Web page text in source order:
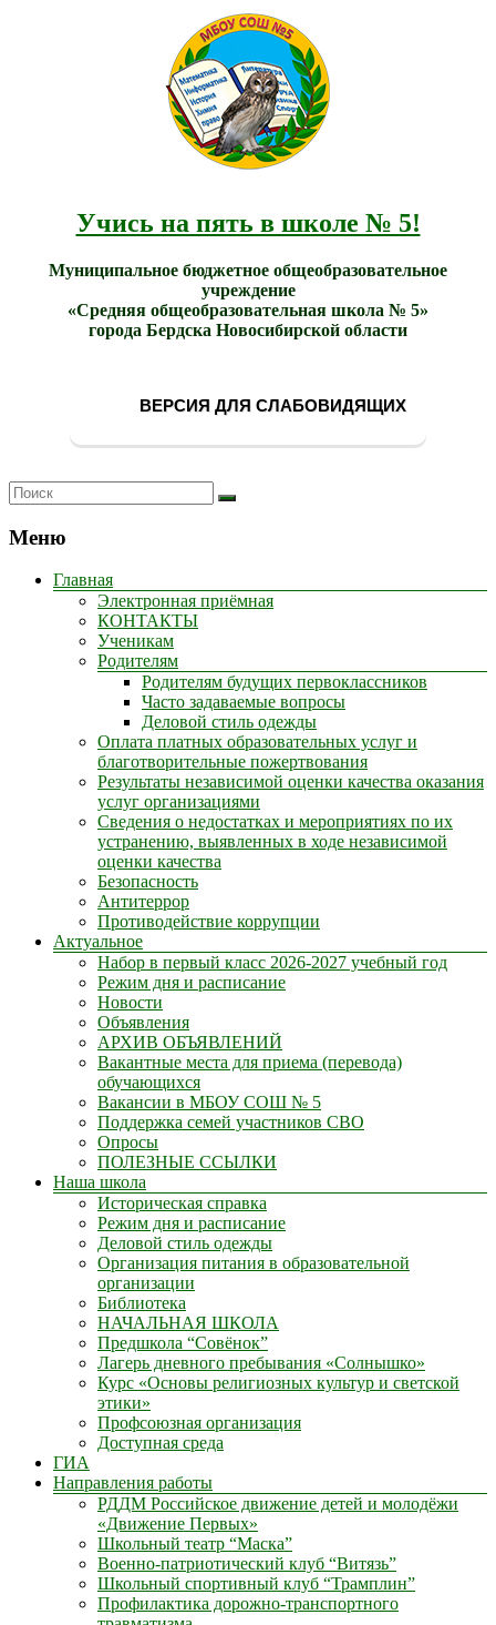
Учись на пять в школе № 5!
Муниципальное бюджетное общеобразовательное
учреждение
«Средняя общеобразовательная школа № 5»
города Бердска Новосибирской области
ВЕРСИЯ ДЛЯ СЛАБОВИДЯЩИХ
Меню
Главная
Электронная приёмная
КОНТАКТЫ
Ученикам
Родителям
Родителям будущих первоклассников
Часто задаваемые вопросы
Деловой стиль одежды
Оплата платных образовательных услуг и
благотворительные пожертвования
Результаты независимой оценки качества оказания
услуг организациями
Сведения о недостатках и мероприятиях по их
устранению, выявленных в ходе независимой
оценки качества
Безопасность
Антитеррор
Противодействие коррупции
Актуальное
Набор в первый класс 2026-2027 учебный год
Режим дня и расписание
Новости
Объявления
АРХИВ ОБЪЯВЛЕНИЙ
Вакантные места для приема (перевода)
обучающихся
Вакансии в МБОУ СОШ № 5
Поддержка семей участников СВО
Опросы
ПОЛЕЗНЫЕ ССЫЛКИ
Наша школа
Историческая справка
Режим дня и расписание
Деловой стиль одежды
Организация питания в образовательной
организации
Библиотека
НАЧАЛЬНАЯ ШКОЛА
Предшкола “Совёнок”
Лагерь дневного пребывания «Солнышко»
Курс «Основы религиозных культур и светской
этики»
Профсоюзная организация
Доступная среда
ГИА
Направления работы
РДДМ Российское движение детей и молодёжи
«Движение Первых»
Школьный театр “Маска”
Военно-патриотический клуб “Витязь”
Школьный спортивный клуб “Трамплин”
Профилактика дорожно-транспортного